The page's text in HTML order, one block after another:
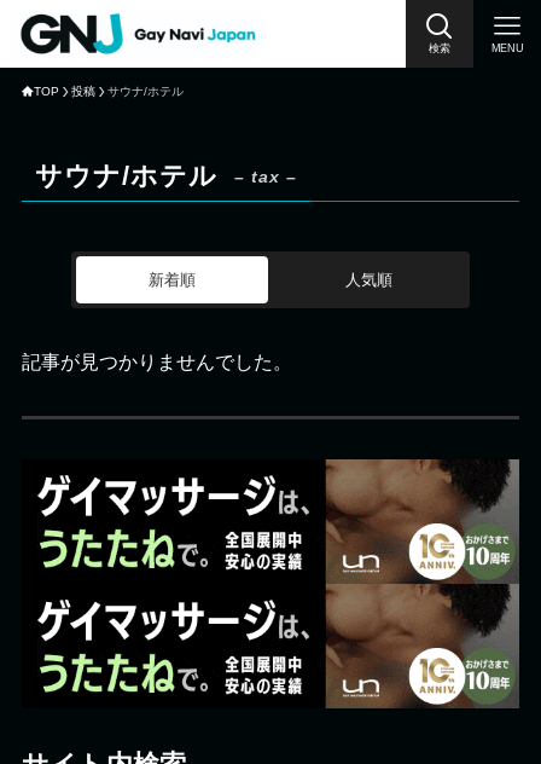
検索 MENU
TOP 投稿 サウナ/ホテル
サウナ/ホテル – tax –
新着順 人気順
記事が見つかりませんでした。